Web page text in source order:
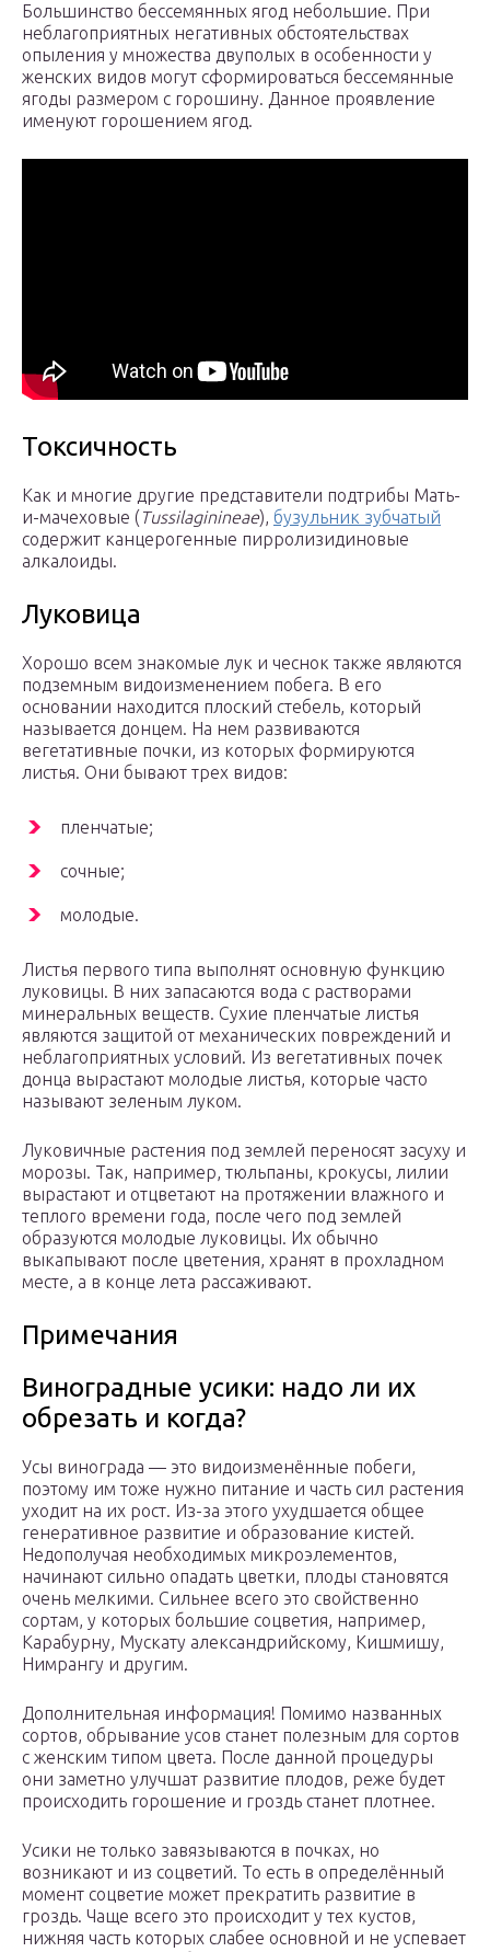
Большинство бессемянных ягод небольшие. При
неблагоприятных негативных обстоятельствах
опыления у множества двуполых в особенности у
женских видов могут сформироваться бессемянные
ягоды размером с горошину. Данное проявление
именуют горошением ягод.
Токсичность
Как и многие другие представители подтрибы Мать-
и-мачеховые (Tussilaginineae), бузульник зубчатый
содержит канцерогенные пирролизидиновые
алкалоиды.
Луковица
Хорошо всем знакомые лук и чеснок также являются
подземным видоизменением побега. В его
основании находится плоский стебель, который
называется донцем. На нем развиваются
вегетативные почки, из которых формируются
листья. Они бывают трех видов:
пленчатые;
сочные;
молодые.
Листья первого типа выполнят основную функцию
луковицы. В них запасаются вода с растворами
минеральных веществ. Сухие пленчатые листья
являются защитой от механических повреждений и
неблагоприятных условий. Из вегетативных почек
донца вырастают молодые листья, которые часто
называют зеленым луком.
Луковичные растения под землей переносят засуху и
морозы. Так, например, тюльпаны, крокусы, лилии
вырастают и отцветают на протяжении влажного и
теплого времени года, после чего под землей
образуются молодые луковицы. Их обычно
выкапывают после цветения, хранят в прохладном
месте, а в конце лета рассаживают.
Примечания
Виноградные усики: надо ли их
обрезать и когда?
Усы винограда — это видоизменённые побеги,
поэтому им тоже нужно питание и часть сил растения
уходит на их рост. Из-за этого ухудшается общее
генеративное развитие и образование кистей.
Недополучая необходимых микроэлементов,
начинают сильно опадать цветки, плоды становятся
очень мелкими. Сильнее всего это свойственно
сортам, у которых большие соцветия, например,
Карабурну, Мускату александрийскому, Кишмишу,
Нимрангу и другим.
Дополнительная информация! Помимо названных
сортов, обрывание усов станет полезным для сортов
с женским типом цвета. После данной процедуры
они заметно улучшат развитие плодов, реже будет
происходить горошение и гроздь станет плотнее.
Усики не только завязываются в почках, но
возникают и из соцветий. То есть в определённый
момент соцветие может прекратить развитие в
гроздь. Чаще всего это происходит у тех кустов,
нижняя часть которых слабее основной и не успевает